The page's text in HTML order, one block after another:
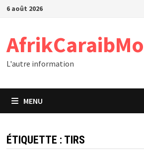
Passer
6 août 2026
L'autre information
MENU
ÉTIQUETTE : TIRS